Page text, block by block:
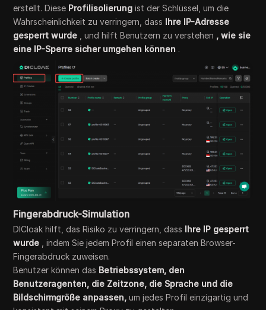
erstellt. Diese Profilisolierung ist der Schlüssel, um die
Wahrscheinlichkeit zu verringern, dass Ihre IP-Adresse
gesperrt wurde , und hilft Benutzern zu verstehen , wie sie
eine IP-Sperre sicher umgehen können .
Fingerabdruck-Simulation
DICloak hilft, das Risiko zu verringern, dass Ihre IP gesperrt
wurde , indem Sie jedem Profil einen separaten Browser-
Fingerabdruck zuweisen.
Benutzer können das Betriebssystem, den
Benutzeragenten, die Zeitzone, die Sprache und die
Bildschirmgröße anpassen, um jedes Profil einzigartig und